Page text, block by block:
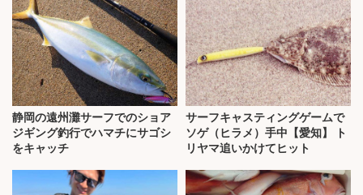
静岡の遠州灘サーフでのショア
ジギング釣行でハマチにサゴシ
をキャッチ
サーフキャスティングゲームで
ソゲ（ヒラメ）手中【愛知】 ト
リヤマ追いかけてヒット